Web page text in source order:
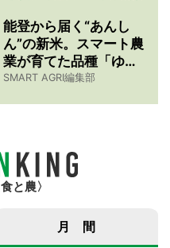
能登から届く“あんし
ん”の新米。スマート農
業が育てた品種「ゆめ
みづほ」物語 【令和7
SMART AGRI編集部
食と農
月 間